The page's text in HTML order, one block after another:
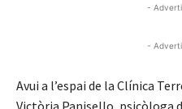
-
-
Avui a l’espai de la Clínica
Victòria Panisello, psicòloga